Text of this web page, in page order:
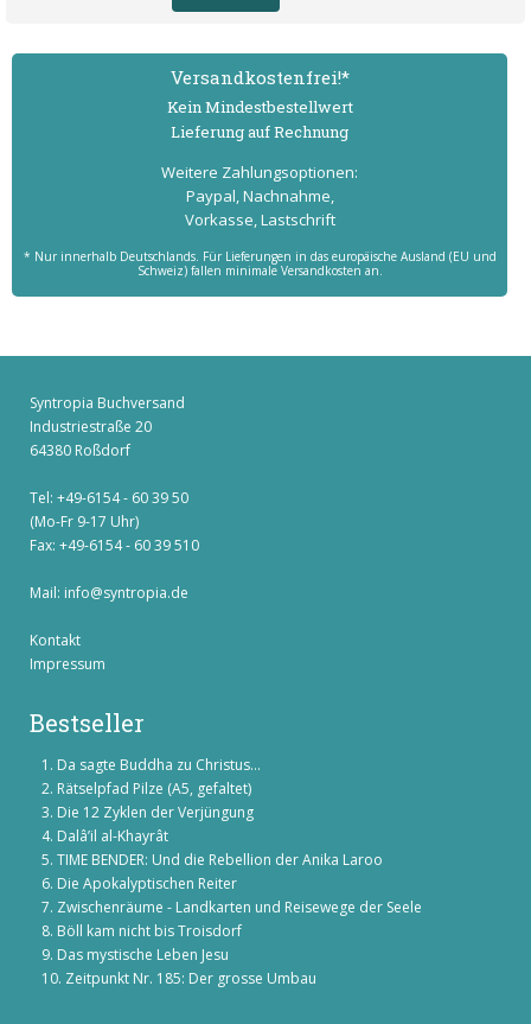
Versand­kostenfrei!*
Kein Mindest­bestell­wert
Lieferung auf Rechnung
Weitere Zahlungs­optionen:
Paypal, Nachnahme,
Vorkasse, Lastschrift
* Nur innerhalb Deutschlands. Für Lieferungen in das europäische Ausland (EU und
Schweiz) fallen minimale Versandkosten an.
Syntropia Buchversand
Industriestraße 20
64380 Roßdorf
Tel: +49-6154 - 60 39 50
(Mo-Fr 9-17 Uhr)
Fax: +49-6154 - 60 39 510
Mail: info@syntropia.de
Kontakt
Impressum
Bestseller
Da sagte Buddha zu Christus...
Rätselpfad Pilze (A5, gefaltet)
Die 12 Zyklen der Verjüngung
Dalâ’il al-Khayrât
TIME BENDER: Und die Rebellion der Anika Laroo
Die Apokalyptischen Reiter
Zwischenräume - Landkarten und Reisewege der Seele
Böll kam nicht bis Troisdorf
Das mystische Leben Jesu
Zeitpunkt Nr. 185: Der grosse Umbau